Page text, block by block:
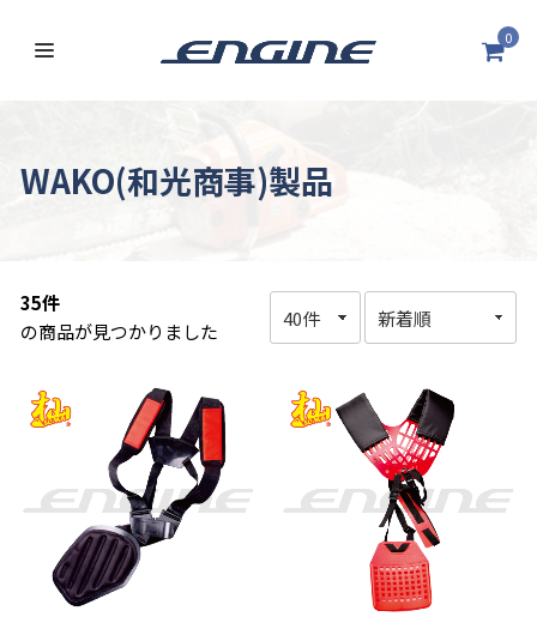
0
WAKO(和光商事)製品
35件
の商品が見つかりました